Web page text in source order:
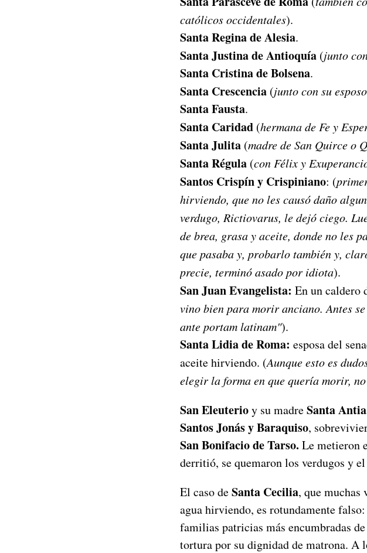
católicos occidentales).
Santa Regina de Alesia.
Santa Justina de Antioquía (junto
Santa Cristina de Bolsena.
Santa Crescencia (junto con su
Santa Fausta.
Santa Caridad (hermana de Fe y
Santa Julita (madre de San Quirce o
Santa Régula (con Félix y
Santos Crispín y Crispiniano: (
hirviendo, que no les causó daño
verdugo, Rictiovarus, le dejó ciego.
de brea, grasa y aceite, donde no les
que pasaba y, probarlo también y,
precie, terminó asado por idiota).
San Juan Evangelista: En un caldero
vino bien para morir anciano. Antes
ante portam latinam").
Santa Lidia de Roma: esposa del
aceite hirviendo. (Aunque esto es
elegir la forma en que quería morir,
San Eleuterioy su madreSanta
Santos Jonás y Baraquiso,
San Bonifacio de Tarso. Le metieron
derritió, se quemaron los verdugos y
El caso deSanta Cecilia, que muchas
agua hirviendo, es rotundamente
familias patricias más encumbradas
tortura por su dignidad de matrona. A